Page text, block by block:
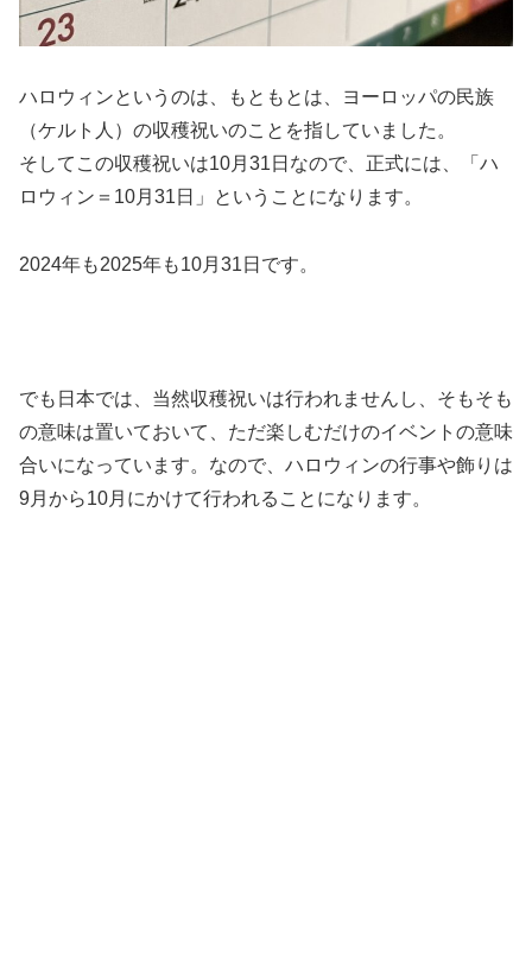
ハロウィンというのは、もともとは、ヨーロッパの民族
（ケルト人）の収穫祝いのことを指していました。
そしてこの収穫祝いは10月31日なので、正式には、
「ハ
ロウィン＝10月31日」
ということになります。
2024年も2025年も10月31日です。
でも日本では、当然収穫祝いは行われませんし、そもそも
の意味は置いておいて、ただ楽しむだけのイベントの意味
合いになっています。なので、ハロウィンの行事や飾りは
9月から10月にかけて行われることになります。